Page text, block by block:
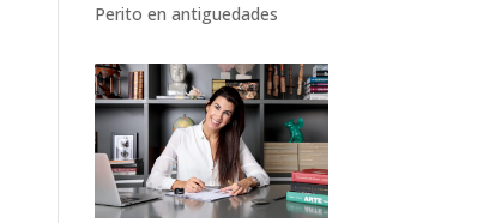
Perito en antiguedades